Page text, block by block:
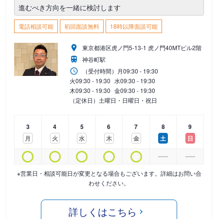
進むべき方向を一緒に検討します
電話相談可能 初回面談無料 18時以降面談可能
東京都港区虎ノ門5-13-1 虎ノ門40MTビル2階
神谷町駅
（受付時間） 月09:30 - 19:30
火09:30 - 19:30 水09:30 - 19:30
木09:30 - 19:30 金09:30 - 19:30
（定休日）土曜日・日曜日・祝日
3
月
4
火
5
水
6
木
7
金
8
土
9
日
※営業日・相談可能日が変更となる場合もございます。詳細はお問い合
わせください。
詳しくはこちら